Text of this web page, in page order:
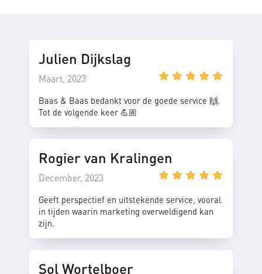
Julien Dijkslag
Maart, 2023
Baas & Baas bedankt voor de goede service 🙌.
Tot de volgende keer 💪🏼
Rogier van Kralingen
December, 2023
Geeft perspectief en uitstekende service, vooral
in tijden waarin marketing overweldigend kan
zijn.
Sol Wortelboer